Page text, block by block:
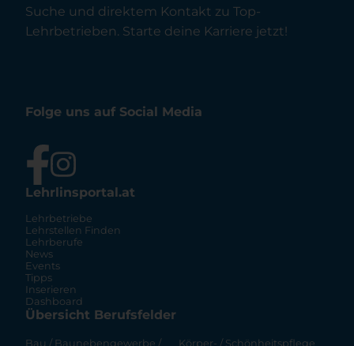
Suche und direktem Kontakt zu Top-
Lehrbetrieben. Starte deine Karriere jetzt!
Folge uns auf Social Media
Lehrlinsportal.at
Lehrbetriebe
Lehrstellen Finden
Lehrberufe
News
Events
Tipps
Inserieren
Dashboard
Übersicht Berufsfelder
Bau / Baunebengewerbe /
Körper- / Schönheitspflege